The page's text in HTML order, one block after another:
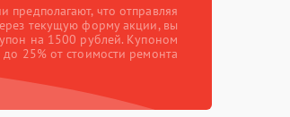
предполагают, что отправляя
текущую форму акции, вы
на 1500 рублей. Купоном
25% от стоимости ремонта